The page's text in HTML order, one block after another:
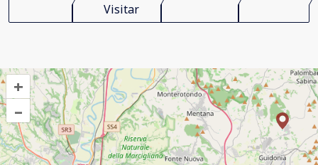
Visitar
+
–